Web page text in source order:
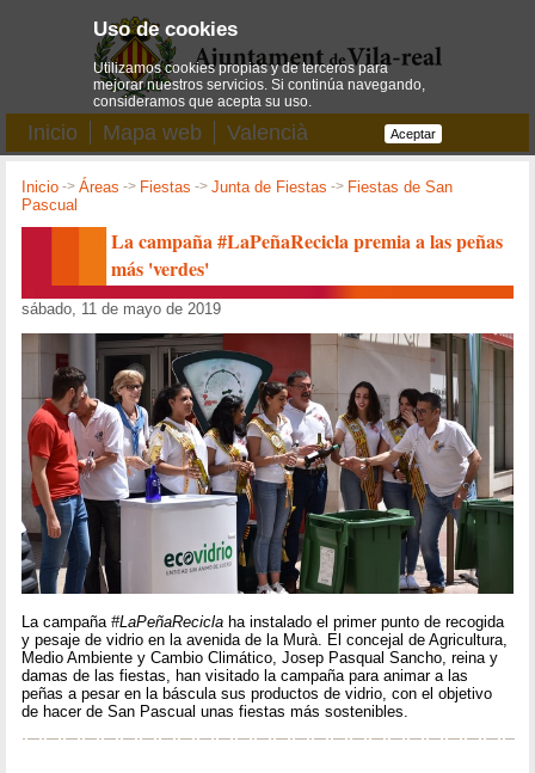
Inicio Mapa web Valencià
Inicio ->Áreas -> Fiestas ->Junta de Fiestas -> Fiestas de San
Pascual
La campaña #LaPeñaRecicla premia a las peñas
más 'verdes'
sábado, 11 de mayo de 2019
La campaña#LaPeñaRecicla ha instalado el primer punto de recogida
y pesaje de vidrio en la avenida de la Murà. El concejal de Agricultura,
Medio Ambiente y Cambio Climático, Josep Pasqual Sancho, reina y
damas de las fiestas, han visitado la campaña para animar a las
peñas a pesar en la báscula sus productos de vidrio, con el objetivo
de hacer de San Pascual unas fiestas más sostenibles.
Uso de cookies
Utilizamos cookies propias y de terceros para
mejorar nuestros servicios. Si continúa navegando,
consideramos que acepta su uso.
Aceptar